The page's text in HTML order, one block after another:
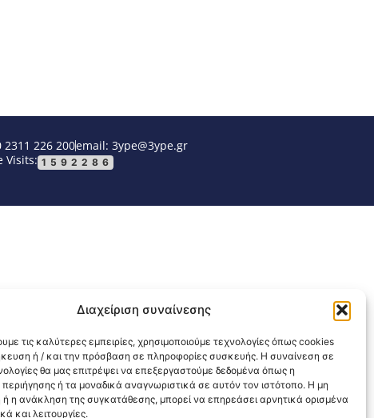
Διαχείριση συναίνεσης
τις καλύτερες εμπειρίες, χρησιμοποιούμε τεχνολογίες όπως cookies
ή / και την πρόσβαση σε πληροφορίες συσκευής. Η συναίνεση σε
θα μας επιτρέψει να επεξεργαστούμε δεδομένα όπως η
ή τα μοναδικά αναγνωριστικά σε αυτόν τον ιστότοπο. Η μη
η ανάκληση της συγκατάθεσης, μπορεί να επηρεάσει αρνητικά ορισμένα
και λειτουργίες.
2311 226 200email: 3ype@3ype.gr
Visits: 1592286